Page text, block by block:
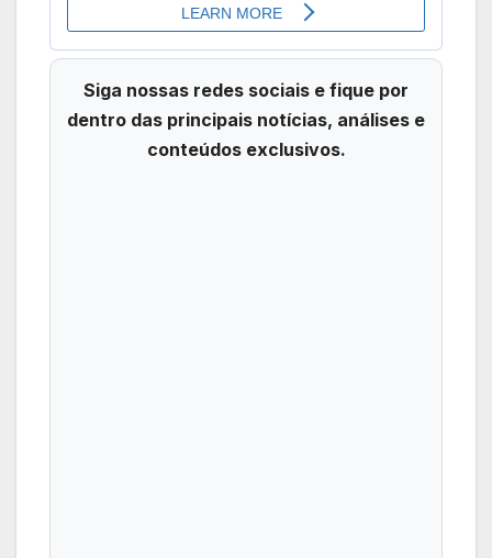
Siga nossas redes sociais e fique por
dentro das principais notícias, análises e
conteúdos exclusivos.